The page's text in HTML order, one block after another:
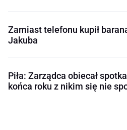
Zamiast telefonu kupił
Jakuba
Piła: Zarządca obiecał
końca roku z nikim się nie